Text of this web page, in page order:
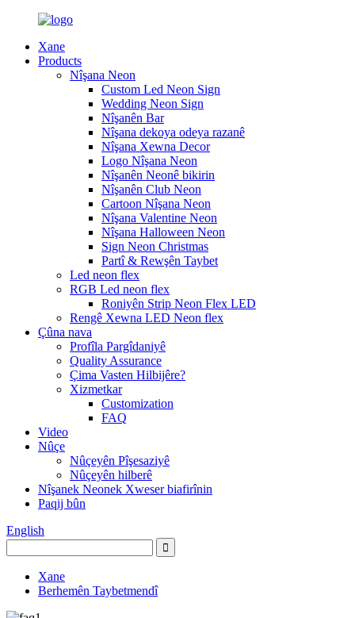
Xane
Products
Nîşana Neon
Custom Led Neon Sign
Wedding Neon Sign
Nîşanên Bar
Nîşana dekoya odeya razanê
Nîşana Xewna Decor
Logo Nîşana Neon
Nîşanên Neonê bikirin
Nîşanên Club Neon
Cartoon Nîşana Neon
Nîşana Valentine Neon
Nîşana Halloween Neon
Sign Neon Christmas
Partî & Rewşên Taybet
Led neon flex
RGB Led neon flex
Roniyên Strip Neon Flex LED
Rengê Xewna LED Neon flex
Çûna nava
Profîla Pargîdaniyê
Quality Assurance
Çima Vasten Hilbijêre?
Xizmetkar
Customization
FAQ
Video
Nûçe
Nûçeyên Pîşesaziyê
Nûçeyên hilberê
Nîşanek Neonek Xweser biafirînin
Paqij bûn
English
Xane
Berhemên Taybetmendî